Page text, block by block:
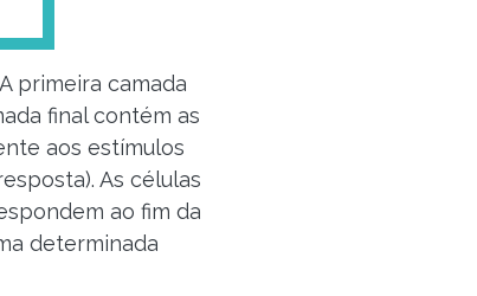
primeira camada
final contém as
aos estímulos
As células
ao fim da
determinada